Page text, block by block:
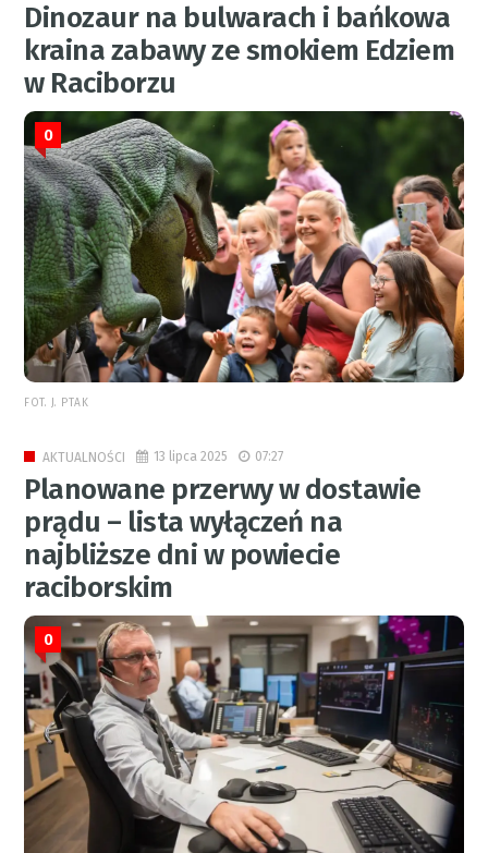
Dinozaur na bulwarach i bańkowa
kraina zabawy ze smokiem Edziem
w Raciborzu
0
FOT. J. PTAK
AKTUALNOŚCI 13 lipca 2025 07:27
Planowane przerwy w dostawie
prądu – lista wyłączeń na
najbliższe dni w powiecie
raciborskim
0